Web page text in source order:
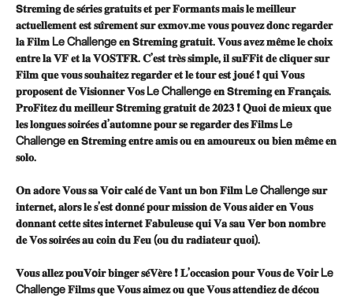
𝗦𝐭𝐫𝐞𝐦𝐢𝐧𝐠 𝐝𝐞 𝐬𝐞́𝐫𝐢𝐞𝐬 𝐠𝐫𝐚𝐭𝐮𝐢𝐭𝐬 𝐞𝐭 𝐩𝐞𝐫 𝐅𝐨𝐫𝐦𝐚𝐧𝐭𝐬 𝐦𝐚𝐢𝐬 𝐥𝐞 𝐦𝐞𝐢𝐥𝐥𝐞𝐮𝐫
𝐚𝐜𝐭𝐮𝐞𝐥𝐥𝐞𝐦𝐞𝐧𝐭 𝐞𝐬𝐭 𝐬𝐮̂𝐫𝐞𝐦𝐞𝐧𝐭 𝐬𝐮𝐫 𝐞𝐱𝐦𝐨𝐯.𝐦𝐞 𝐯𝐨𝐮𝐬 𝐩𝐨𝐮𝐯𝐞𝐳 𝐝𝐨𝐧𝐜 𝐫𝐞𝐠𝐚𝐫𝐝𝐞𝐫
𝐥𝐚 𝐅𝐢𝐥𝐦 Le Challenge 𝐞𝐧 𝗦𝐭𝐫𝐞𝐦𝐢𝐧𝐠 𝐠𝐫𝐚𝐭𝐮𝐢𝐭. 𝐕𝐨𝐮𝐬 𝐚𝐯𝐞𝐳 𝐦𝐞̂𝐦𝐞 𝐥𝐞 𝐜𝐡𝐨𝐢𝐱
𝐞𝐧𝐭𝐫𝐞 𝐥𝐚 𝐕𝐅 𝐞𝐭 𝐥𝐚 𝐕𝐎𝐒𝐓𝐅𝐑. 𝐂’𝐞𝐬𝐭 𝐭𝐫𝐞̀𝐬 𝐬𝐢𝐦𝐩𝐥𝐞, 𝐢𝐥 𝐬𝐮𝐅𝐅𝐢𝐭 𝐝𝐞 𝐜𝐥𝐢𝐪𝐮𝐞𝐫 𝐬𝐮𝐫
𝐅𝐢𝐥𝐦 𝐪𝐮𝐞 𝐯𝐨𝐮𝐬 𝐬𝐨𝐮𝐡𝐚𝐢𝐭𝐞𝐳 𝐫𝐞𝐠𝐚𝐫𝐝𝐞𝐫 𝐞𝐭 𝐥𝐞 𝐭𝐨𝐮𝐫 𝐞𝐬𝐭 𝐣𝐨𝐮𝐞́ ❗ 𝐪𝐮𝐢 𝐕𝐨𝐮𝐬
𝐩𝐫𝐨𝐩𝐨𝐬𝐞𝐧𝐭 𝐝𝐞 𝐕𝐢𝐬𝐢𝐨𝐧𝐧𝐞𝐫 𝐕𝐨𝐬 Le Challenge 𝐞𝐧 𝗦𝐭𝐫𝐞𝐦𝐢𝐧𝐠 𝐞𝐧 𝐅𝐫𝐚𝐧𝐜̧𝐚𝐢𝐬.
𝐏𝐫𝐨𝐅𝐢𝐭𝐞𝐳 𝐝𝐮 𝐦𝐞𝐢𝐥𝐥𝐞𝐮𝐫 𝗦𝐭𝐫𝐞𝐦𝐢𝐧𝐠 𝐠𝐫𝐚𝐭𝐮𝐢𝐭 𝐝𝐞 𝟐𝟎𝟐𝟑 ❗ 𝐐𝐮𝐨𝐢 𝐝𝐞 𝐦𝐢𝐞𝐮𝐱 𝐪𝐮𝐞
𝐥𝐞𝐬 𝐥𝐨𝐧𝐠𝐮𝐞𝐬 𝐬𝐨𝐢𝐫𝐞́𝐞𝐬 𝐝’𝐚𝐮𝐭𝐨𝐦𝐧𝐞 𝐩𝐨𝐮𝐫 𝐬𝐞 𝐫𝐞𝐠𝐚𝐫𝐝𝐞𝐫 𝐝𝐞𝐬 𝐅𝐢𝐥𝐦𝐬 Le
Challenge 𝐞𝐧 𝗦𝐭𝐫𝐞𝐦𝐢𝐧𝐠 𝐞𝐧𝐭𝐫𝐞 𝐚𝐦𝐢𝐬 𝐨𝐮 𝐞𝐧 𝐚𝐦𝐨𝐮𝐫𝐞𝐮𝐱 𝐨𝐮 𝐛𝐢𝐞𝐧 𝐦𝐞̂𝐦𝐞 𝐞𝐧
𝐬𝐨𝐥𝐨.
𝐎𝐧 𝐚𝐝𝐨𝐫𝐞 𝐕𝐨𝐮𝐬 𝐬𝐚 𝐕𝗼𝐢𝐫 𝐜𝐚𝐥𝐞́ 𝐝𝐞 𝐕𝐚𝐧𝐭 𝐮𝐧 𝐛𝐨𝐧 𝐅𝐢𝐥𝐦 Le Challenge 𝐬𝐮𝐫
𝐢𝐧𝐭𝐞𝐫𝐧𝐞𝐭, 𝐚𝐥𝐨𝐫𝐬 𝐥𝐞 𝐬’𝐞𝐬𝐭 𝐝𝐨𝐧𝐧𝐞́ 𝐩𝐨𝐮𝐫 𝐦𝐢𝐬𝐬𝐢𝐨𝐧 𝐝𝐞 𝐕𝐨𝐮𝐬 𝐚𝐢𝐝𝐞𝐫 𝐞𝐧 𝐕𝐨𝐮𝐬
𝐝𝐨𝐧𝐧𝐚𝐧𝐭 𝐜𝐞𝐭𝐭𝐞 𝐬𝐢𝐭𝐞𝐬 𝐢𝐧𝐭𝐞𝐫𝐧𝐞𝐭 𝐅𝐚𝐛𝐮𝐥𝐞𝐮𝐬𝐞 𝐪𝐮𝐢 𝐕𝐚 𝐬𝐚𝐮 𝐕𝗲𝐫 𝐛𝐨𝐧 𝐧𝐨𝐦𝐛𝐫𝐞
𝐝𝐞 𝐕𝐨𝐬 𝐬𝐨𝐢𝐫𝐞́𝐞𝐬 𝐚𝐮 𝐜𝐨𝐢𝐧 𝐝𝐮 𝐅𝐞𝐮 (𝐨𝐮 𝐝𝐮 𝐫𝐚𝐝𝐢𝐚𝐭𝐞𝐮𝐫 𝐪𝐮𝐨𝐢).
𝐕𝐨𝐮𝐬 𝐚𝐥𝐥𝐞𝐳 𝐩𝐨𝐮𝐕𝗼𝐢𝐫 𝐛𝐢𝐧𝐠𝐞𝐫 𝐬𝐞́𝐕𝐞̀𝐫𝐞 ❗ 𝐋’𝐨𝐜𝐜𝐚𝐬𝐢𝐨𝐧 𝐩𝐨𝐮𝐫 𝐕𝐨𝐮𝐬 𝐝𝐞 𝐕𝗼𝐢𝐫 Le
Challenge 𝐅𝐢𝐥𝐦𝐬 𝐪𝐮𝐞 𝐕𝐨𝐮𝐬 𝐚𝐢𝐦𝐞𝐳 𝐨𝐮 𝐪𝐮𝐞 𝐕𝐨𝐮𝐬 𝐚𝐭𝐭𝐞𝐧𝐝𝐢𝐞𝐳 𝐝𝐞 𝐝𝐞́𝐜𝐨𝐮